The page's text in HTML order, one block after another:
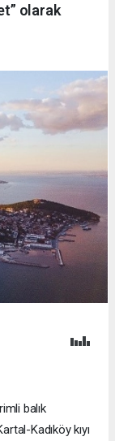
olarak
balık
Kadıköy kıyı